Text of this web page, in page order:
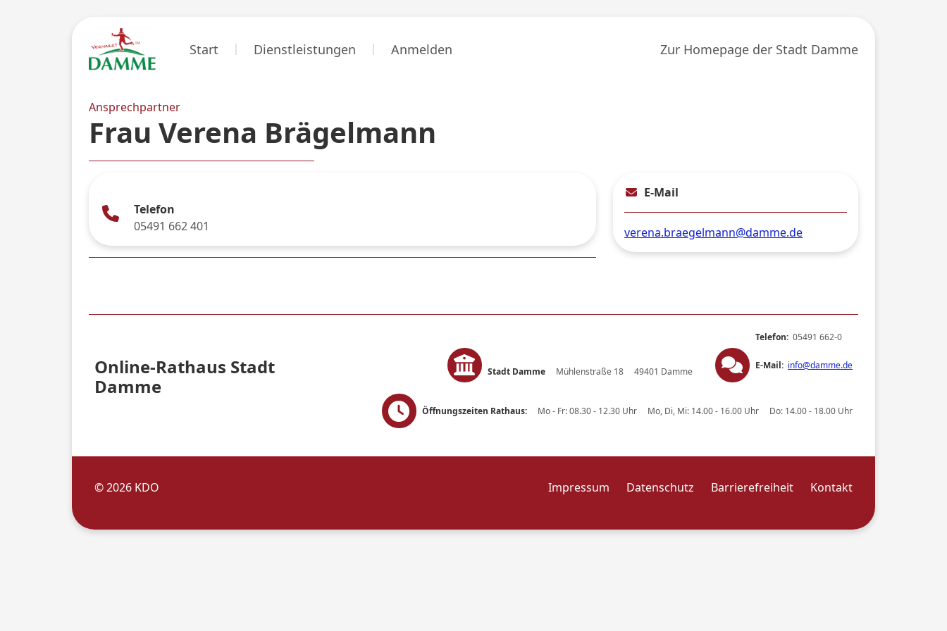
Start Dienstleistungen Anmelden Zur Homepage der Stadt Damme
Ansprechpartner
Frau Verena Brägelmann
Telefon
05491 662 401
E-Mail
verena.braegelmann@damme.de
Online-Rathaus Stadt
Damme
Stadt Damme Mühlenstraße 18 49401 Damme
Telefon: 05491 662-0
E-Mail: info@damme.de
Öffnungszeiten Rathaus: Mo - Fr: 08.30 - 12.30 Uhr Mo, Di, Mi: 14.00 - 16.00 Uhr Do: 14.00 - 18.00 Uhr
© 2026 KDO Impressum Datenschutz Barrierefreiheit Kontakt